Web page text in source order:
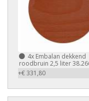
4x Embalan dekkend
roodbruin 2,5 liter
+€ 331,80